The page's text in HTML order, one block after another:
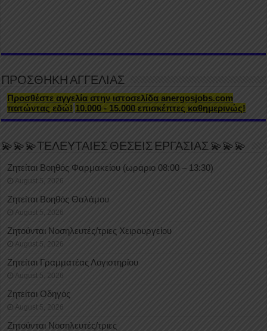
ΠΡΟΣΘΗΚΗ ΑΓΓΕΛΙΑΣ
Προσθέστε αγγελία στην ιστοσελίδα anergosjobs.com
πατώντας εδώ! 10.000 - 15.000 επισκέπτες καθημερινώς!
💫💫💫ΤΕΛΕΥΤΑΙΕΣ ΘΕΣΕΙΣ ΕΡΓΑΣΙΑΣ 💫💫💫
Ζητείται Βοηθός Φαρμακείου (ωράριο 08:00 – 13:30)
August 5, 2026
Ζητείται Βοηθός Θαλάμου
August 5, 2026
Ζητούνται Νοσηλευτές/τριες Χειρουργείου
August 5, 2026
Ζητείται Γραμματέας Λογιστηρίου
August 5, 2026
Ζητείται Οδηγός
August 5, 2026
Ζητούνται Νοσηλευτές/τριες